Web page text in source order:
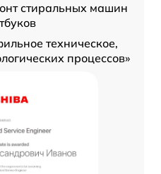
стиральных машин
техническое,
процессов»